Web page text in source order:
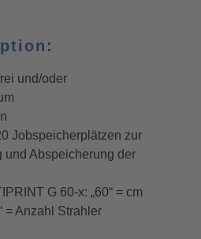
und/oder
Jobspeicherplätzen zur
und Abspeicherung der
G 60-x: „60“ = cm
= Anzahl Strahler